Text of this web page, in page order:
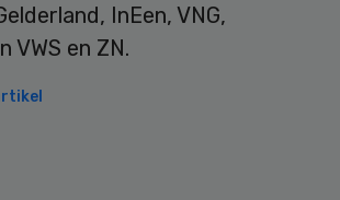
InEen, VNG,
VWS en ZN.